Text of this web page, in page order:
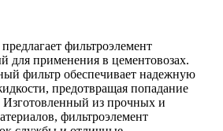
фильтроэлемент
для применения в цементовозах.
фильтр обеспечивает надежную
предотвращая попадание
Изготовленный из прочных и
фильтроэлемент